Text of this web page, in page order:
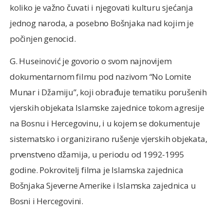
koliko je važno čuvati i njegovati kulturu sjećanja
jednog naroda, a posebno Bošnjaka nad kojim je
počinjen genocid.
G. Huseinović je govorio o svom najnovijem
dokumentarnom filmu pod nazivom “No Lomite
Munar i Džamiju”, koji obrađuje tematiku porušenih
vjerskih objekata Islamske zajednice tokom agresije
na Bosnu i Hercegovinu, i u kojem se dokumentuje
sistematsko i organizirano rušenje vjerskih objekata,
prvenstveno džamija, u periodu od 1992-1995
godine. Pokrovitelj filma je Islamska zajednica
Bošnjaka Sjeverne Amerike i Islamska zajednica u
Bosni i Hercegovini.